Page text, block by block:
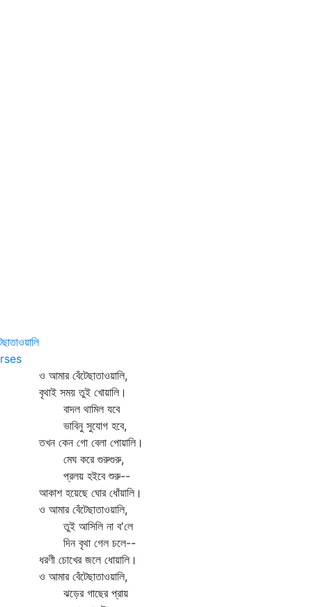
আমার বেঁটেছাতাওয়ালি,
সময় তুই খোয়ালি।
থামিল যবে
সুযোগ হবে,
কেন গো বেলা পোয়ালি।
করে গুরুগুরু,
হইবে শুরু--
হয়েছে ঘোর ধোঁয়ালি।
আমার বেঁটেছাতাওয়ালি,
আসিলি না ব'লে
বৃথা গেল চলে--
চোখের জলে ধোয়ালি।
আমার বেঁটেছাতাওয়ালি,
গাছের প্রায়